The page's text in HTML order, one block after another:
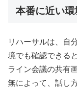
本番に近い
リハーサルは、自
境でも確認できる
ライン会議の共有
無によって、話し